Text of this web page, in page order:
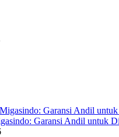
Garansi Andil untuk